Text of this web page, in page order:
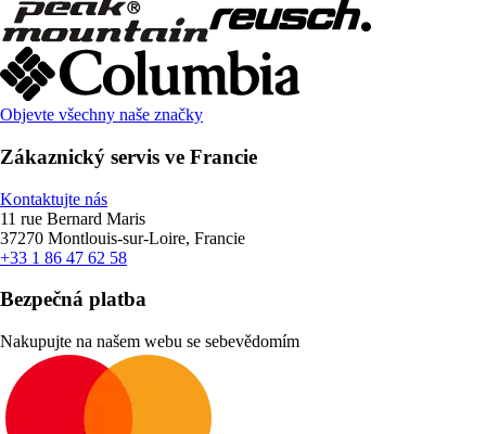
Objevte všechny naše značky
Zákaznický servis ve Francie
Kontaktujte nás
11 rue Bernard Maris
37270 Montlouis-sur-Loire, Francie
+33 1 86 47 62 58
Bezpečná platba
Nakupujte na našem webu se sebevědomím